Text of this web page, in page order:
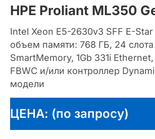
HPE Proliant ML350
Intel Xeon E5-2630v3 SFF E-
объем памяти: 768 ГБ, 24
SmartMemory, 1Gb 331i
FBWC и/или контроллер
модели
ЦЕНА: (по запросу)